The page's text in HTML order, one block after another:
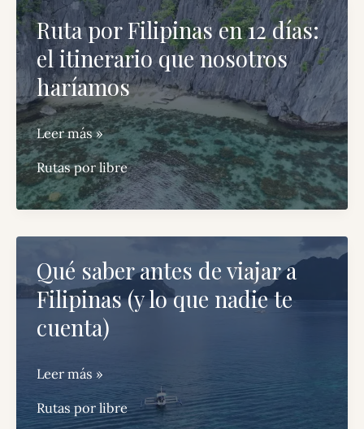
a
Singapur
(y
lo
que
nadie
te
cuenta)
Ruta por Filipinas en 12 días:
el itinerario que nosotros
haríamos
Ruta
por
Filipinas
en
el
itinerario
que
haríamos
Leer más »
Rutas por libre
Qué saber antes de viajar a
Filipinas (y lo que nadie te
cuenta)
Qué
saber
antes
Leer más »
Rutas por libre